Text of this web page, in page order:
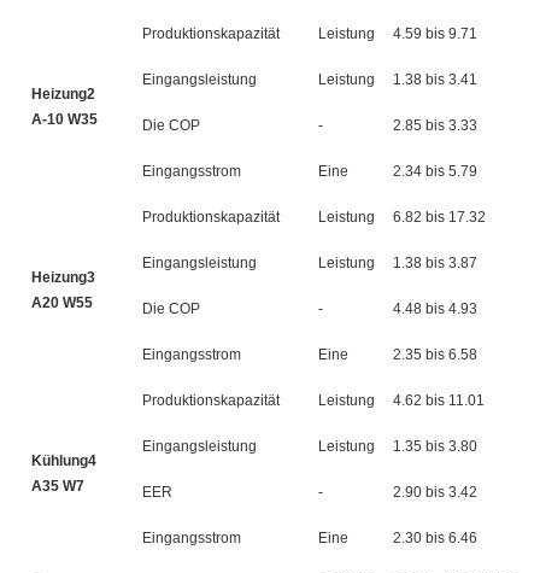
Heizung2
A-10 W35
Produktionskapazität Leistung 4.59 bis 9.71
Eingangsleistung Leistung 1.38 bis 3.41
Die COP - 2.85 bis 3.33
Eingangsstrom Eine 2.34 bis 5.79
Heizung3
A20 W55
Produktionskapazität Leistung 6.82 bis 17.32
Eingangsleistung Leistung 1.38 bis 3.87
Die COP - 4.48 bis 4.93
Eingangsstrom Eine 2.35 bis 6.58
Kühlung4
A35 W7
Produktionskapazität Leistung 4.62 bis 11.01
Eingangsleistung Leistung 1.35 bis 3.80
EER - 2.90 bis 3.42
Eingangsstrom Eine 2.30 bis 6.46